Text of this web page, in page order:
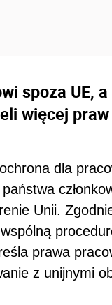
spoza UE,
więcej
dla
Unii.
prawa
z unijnymi